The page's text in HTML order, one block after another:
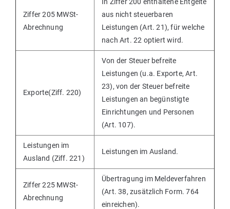
Ziffer 205 MWSt-
Abrechnung
aus nicht steuerbaren
Leistungen (Art. 21), für welche
nach Art. 22 optiert wird.
Exporte(Ziff. 220)
Von der Steuer befreite
Leistungen (u.a. Exporte, Art.
23), von der Steuer befreite
Leistungen an begünstigte
Einrichtungen und Personen
(Art. 107).
Leistungen im
Ausland (Ziff. 221)
Leistungen im Ausland.
Ziffer 225 MWSt-
Abrechnung
Übertragung im Meldeverfahren
(Art. 38, zusätzlich Form. 764
einreichen).